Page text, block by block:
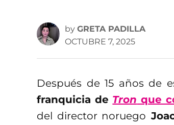
by GRETA PADILLA
OCTUBRE 7, 2025
Después de 15 años de
franquicia de Tron que
del director noruego